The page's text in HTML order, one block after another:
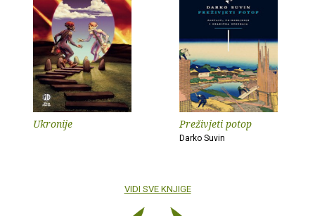
Ukronije Preživjeti potop
Darko Suvin
VIDI SVE KNJIGE